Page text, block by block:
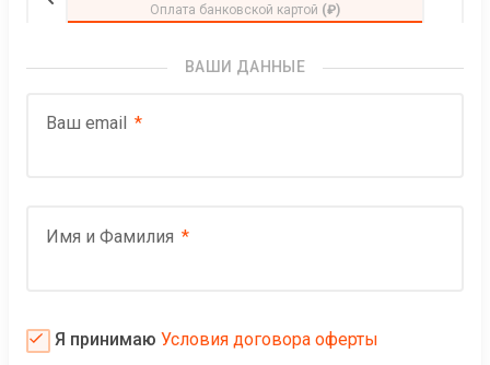
Оплата банковской картой (₽)
ВАШИ ДАННЫЕ
Ваш email
Имя и Фамилия
Я принимаю Условия договора оферты